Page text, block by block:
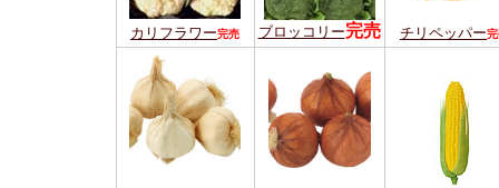
カリフラワー完売 ブロッコリー完売 チリペッパー